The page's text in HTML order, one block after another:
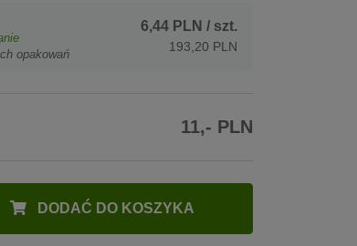
opakowań
6,44 PLN / szt.
193,20 PLN
11,- PLN
DODAĆ DO KOSZYKA